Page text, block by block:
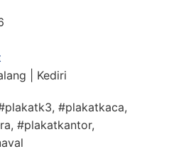
| Kediri
#plakatkaca,
#plakatkantor,